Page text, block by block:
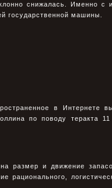
снижалась. Именно с
государственной машины.
в Интернете
по поводу теракта
размер и движение
рационального,